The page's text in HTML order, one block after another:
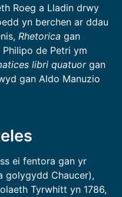
Roeg a Lladin drwy
yn berchen ar ddau
Rhetorica gan
de Petri ym
libri quatuorgan
gan Aldo Manuzio
ei fentora gan yr
golygydd Chaucer),
Tyrwhitt yn 1786,